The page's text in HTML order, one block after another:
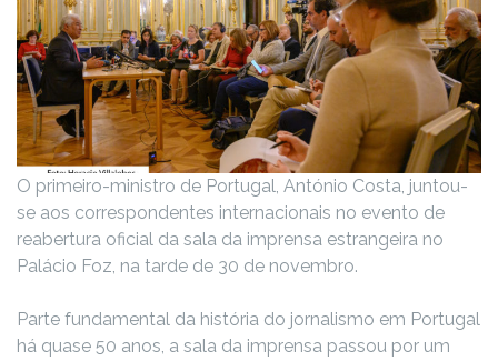
O primeiro-ministro de Portugal, António Costa, juntou-
se aos correspondentes internacionais no evento de
reabertura oficial da sala da imprensa estrangeira no
Palácio Foz, na tarde de 30 de novembro.
Parte fundamental da história do jornalismo em Portugal
há quase 50 anos, a sala da imprensa passou por um